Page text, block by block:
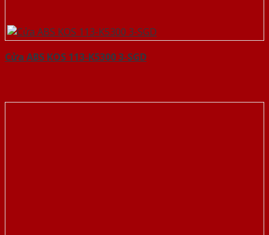
Cửa ABS KOS 113-K5300 3-SGD